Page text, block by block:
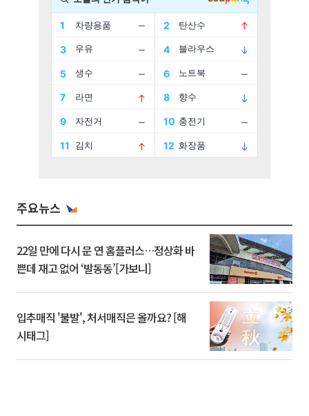
주요뉴스
22일 만에 다시 문 연 홈플러스…정상화 바
쁜데 재고 없어 ‘발동동’[가보니]
입추매직 '불발', 처서매직은 올까요? [해
시태그]